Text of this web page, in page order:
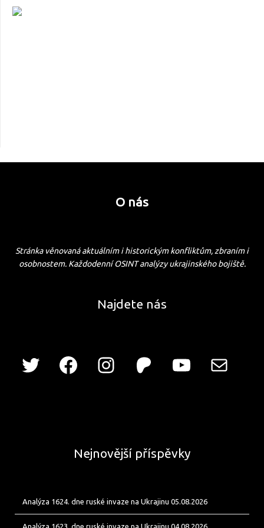
O nás
Stránka věnovaná aktuálním i historickým konfliktům, zbraním i
osobnostem. Každodenní OSINT analýzy ukrajinského bojiště.
Najdete nás
Nejnovější příspěvky
Analýza 1624. dne ruské invaze na Ukrajinu 05.08.2026
Analýza 1623. dne ruské invaze na Ukrajinu 04.08.2026